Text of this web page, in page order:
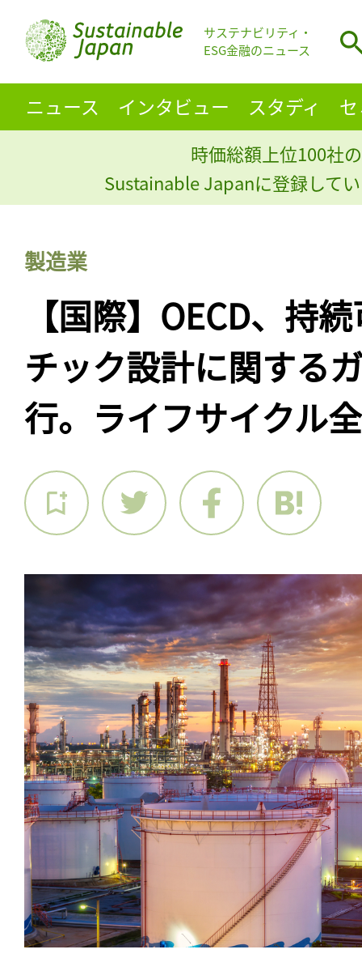
サステナビリティ・
ESG金融のニュース
ニュース インタビュー スタディ
時価総額上位100社
Sustainable Japanに登録して
製造業
【国際】OECD、持
チック設計に関する
行。ライフサイクル